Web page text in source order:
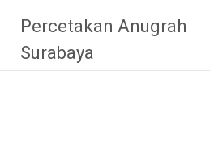
Percetakan Anugrah
Surabaya